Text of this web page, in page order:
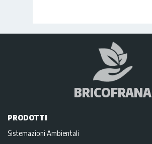
BRICOFRANA
PRODOTTI
Sistemazioni Ambientali